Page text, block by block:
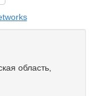
область,